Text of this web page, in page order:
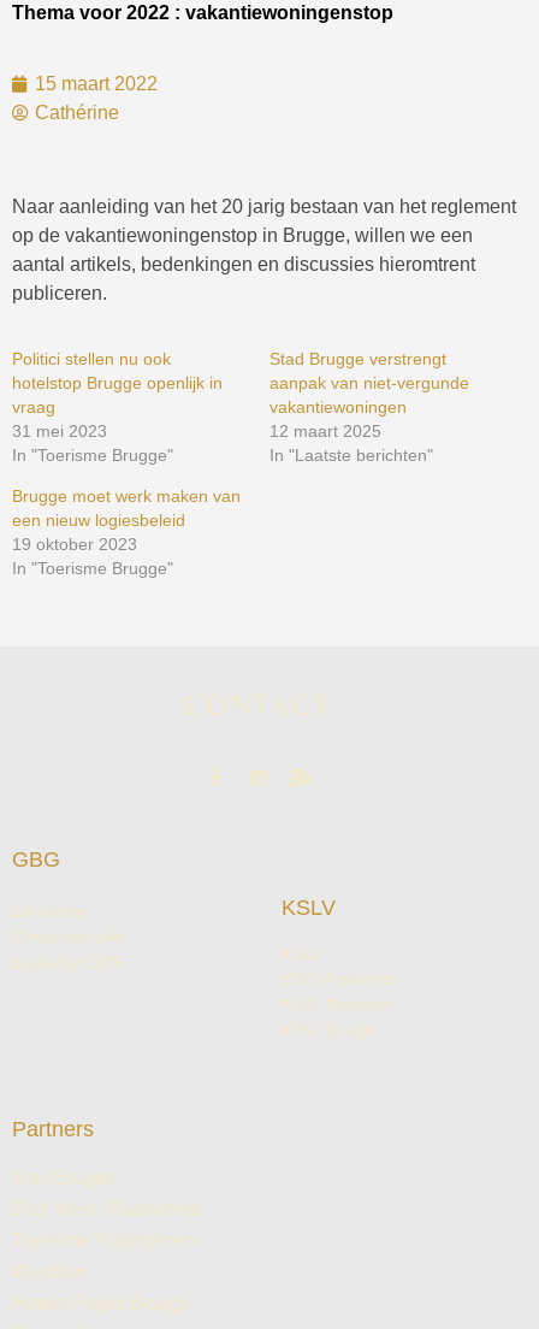
Thema voor 2022 : vakantiewoningenstop
15 maart 2022
Cathérine
Naar aanleiding van het 20 jarig bestaan van het reglement
op de vakantiewoningenstop in Brugge, willen we een
aantal artikels, bedenkingen en discussies hieromtrent
publiceren.
Politici stellen nu ook
hotelstop Brugge openlijk in
vraag
31 mei 2023
In "Toerisme Brugge"
Stad Brugge verstrengt
aanpak van niet-vergunde
vakantiewoningen
12 maart 2025
In "Laatste berichten"
Brugge moet werk maken van
een nieuw logiesbeleid
19 oktober 2023
In "Toerisme Brugge"
CONTACT
GBG
Lid worden
Contactformulier
Logieslijst GBG
KSLV
KSLV
KSLV Antwerpen
KSLV Mechelen
KSLV Brugge
Partners
Visit Bruges
Visit West-Vlaanderen
Toerisme Vlaanderen
Westtoer
Hotels Regio Brugge